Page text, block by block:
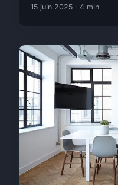
15 juin 2025 · 4 min